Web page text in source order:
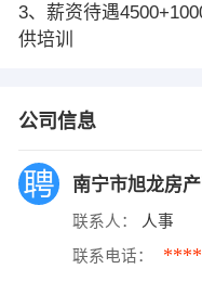
3、薪资待遇
供培训
公司信息
南宁市旭龙房
联系人： 人事
联系电话： ****